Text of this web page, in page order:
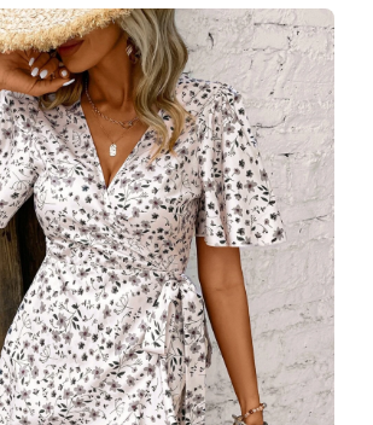
SCURTA
LEJERA
DIN
MATERIAL
SINTETIC
MULTICOLOR
DRGR0068
DARGEN
LA
199
LEI